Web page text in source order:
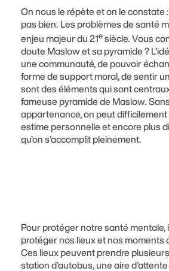
On nous le répète et on le constate
pas bien. Les problèmes de santé
enjeu majeur du 21e siècle. Vous
doute Maslow et sa pyramide ?
une communauté, de pouvoir
forme de support moral, de sentir
sont des éléments qui sont
fameuse pyramide de Maslow.
appartenance, on peut
estime personnelle et encore plus
qu’on s’accomplit pleinement.
Pour protéger notre santé mentale,
protéger nos lieux et nos moments
Ces lieux peuvent prendre
station d’autobus, une aire